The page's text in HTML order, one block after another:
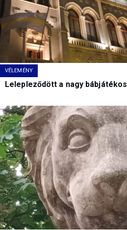
VÉLEMÉNY
Lelepleződött a nagy bábjátékos